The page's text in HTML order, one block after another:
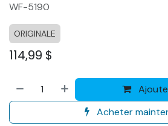
WF-5190
ORIGINALE
114,99 $
Acheter